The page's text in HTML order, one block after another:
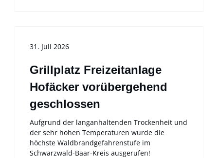
31. Juli 2026
Grillplatz Freizeitanlage
Hofäcker vorübergehend
geschlossen
Aufgrund der langanhaltenden Trockenheit und
der sehr hohen Temperaturen wurde die
höchste Waldbrandgefahrenstufe im
Schwarzwald-Baar-Kreis ausgerufen!